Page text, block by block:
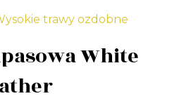
trawy ozdobne
White